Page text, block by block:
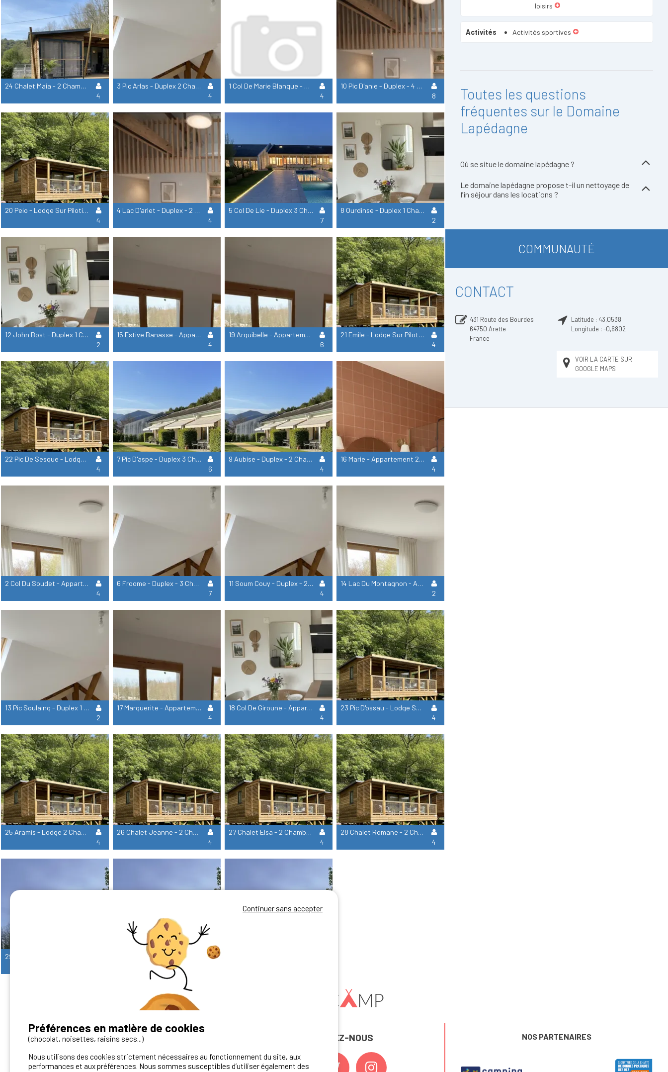
24 Chalet Maia - 2 Chambres 2 Salles De Bain
4
3 Pic Arlas - Duplex 2 Chambres
4
1 Col De Marie Blanque - Appartement 2 Chambres
4
10 Pic D'anie - Duplex - 4 Chambres
8
20 Peio - Lodge Sur Pilotis - 2 Chambres
4
4 Lac D'arlet - Duplex - 2 Chambres
4
5 Col De Lie - Duplex 3 Chambres
7
8 Ourdinse - Duplex 1 Chambre
2
12 John Bost - Duplex 1 Chambre
2
15 Estive Banasse - Appartement 2 Chambres
4
19 Arguibelle - Appartement 3 Chambres
6
21 Emile - Lodge Sur Pilotis - 2 Chambres
4
22 Pic De Sesque - Lodge Sur Pilotis - 2 Chambres
4
7 Pic D'aspe - Duplex 3 Chambres
6
9 Aubise - Duplex - 2 Chambres
4
16 Marie - Appartement 2 Chambres
4
2 Col Du Soudet - Appartement 2 Chambres
4
6 Froome - Duplex - 3 Chambres
7
11 Soum Couy - Duplex - 2 Chambres
4
14 Lac Du Montagnon - Appartement Suite 1 Chambre
2
13 Pic Soulaing - Duplex 1 Chambre
2
17 Marguerite - Appartement 2 Chambres
4
18 Col De Giroune - Appartement 2 Chambres
4
23 Pic D'ossau - Lodge Sur Pilotis - 2 Chambres
4
25 Aramis - Lodge 2 Chambres
4
26 Chalet Jeanne - 2 Chambres 2 Salles De Bain
4
27 Chalet Elsa - 2 Chambres 2 Salles De Bain
4
28 Chalet Romane - 2 Chambres - 2 Salles De Bain
4
loisirs
Activités Activités sportives
Toutes les questions
fréquentes sur le Domaine
Lapédagne
Où se situe le domaine lapédagne ?
Le domaine lapédagne propose t-il un nettoyage de
fin séjour dans les locations ?
COMMUNAUTÉ
CONTACT
431 Route des Bourdes
64750 Arette
France
Latitude : 43,0538
Longitude : -0,6802
VOIR LA CARTE SUR
GOOGLE MAPS
Vous avez un camping ?
Contactez-nous!
REJOIGNEZ-NOUS NOS PARTENAIRES
Continuer sans accepter
Préférences en matière de cookies
(chocolat, noisettes, raisins secs...)
Nous utilisons des cookies strictement nécessaires au fonctionnement du site, aux
performances et aux préférences. Nous sommes susceptibles d’utiliser également des